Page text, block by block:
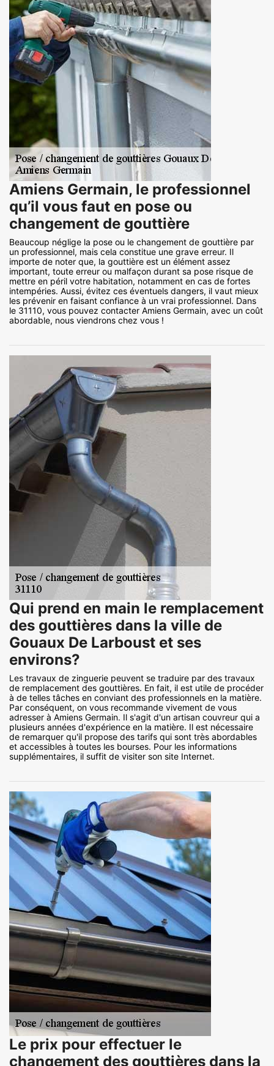
Amiens Germain, le professionnel
qu’il vous faut en pose ou
changement de gouttière
Beaucoup néglige la pose ou le changement de gouttière par
un professionnel, mais cela constitue une grave erreur. Il
importe de noter que, la gouttière est un élément assez
important, toute erreur ou malfaçon durant sa pose risque de
mettre en péril votre habitation, notamment en cas de fortes
intempéries. Aussi, évitez ces éventuels dangers, il vaut mieux
les prévenir en faisant confiance à un vrai professionnel. Dans
le 31110, vous pouvez contacter Amiens Germain, avec un coût
abordable, nous viendrons chez vous !
Qui prend en main le remplacement
des gouttières dans la ville de
Gouaux De Larboust et ses
environs?
Les travaux de zinguerie peuvent se traduire par des travaux
de remplacement des gouttières. En fait, il est utile de procéder
à de telles tâches en conviant des professionnels en la matière.
Par conséquent, on vous recommande vivement de vous
adresser à Amiens Germain. Il s'agit d'un artisan couvreur qui a
plusieurs années d'expérience en la matière. Il est nécessaire
de remarquer qu'il propose des tarifs qui sont très abordables
et accessibles à toutes les bourses. Pour les informations
supplémentaires, il suffit de visiter son site Internet.
Le prix pour effectuer le
changement des gouttières dans la